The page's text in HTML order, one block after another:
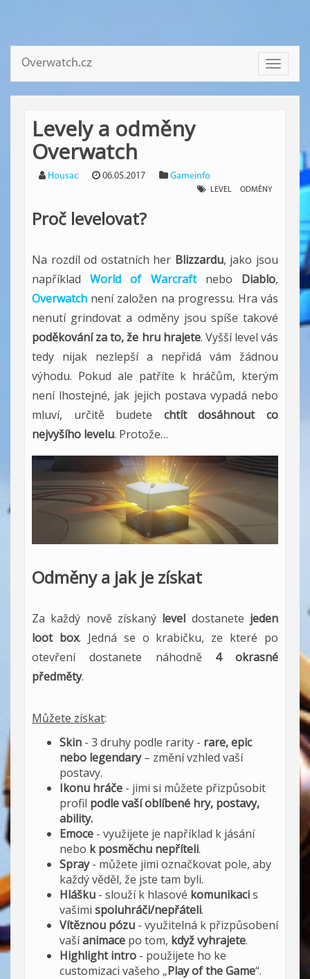
Toggle
Overwatch.cz
Levely a odměny
Overwatch
Housac 06.05.2017 Gameinfo
LEVEL ODMĚNY
Proč levelovat?
Na rozdíl od ostatních her Blizzardu, jako jsou
napříkladWorld of Warcraftnebo Diablo,
Overwatch není založen na progressu. Hra vás
nenutí grindovat a odměny jsou spíše takové
poděkování za to, že hru hrajete. Vyšší level vás
tedy nijak nezlepší a nepřidá vám žádnou
výhodu. Pokud ale patříte k hráčům, kterým
není lhostejné, jak jejich postava vypadá nebo
mluví, určitě budete chtít dosáhnout co
nejvyšího levelu. Protože…
Odměny a jak je získat
Za každý nově získaný level dostanete jeden
loot box. Jedná se o krabičku, ze které po
otevření dostanete náhodně 4 okrasné
předměty.
Můžete získat:
Skin - 3 druhy podle rarity - rare, epic
nebo legendary– změní vzhled vaší
postavy.
Ikonu hráče - jimi si můžete přizpůsobit
profil podle vaší oblíbené hry, postavy,
ability.
Emoce - využijete je například k jásání
nebo k posměchu nepříteli.
Spray- můžete jimi označkovat pole, aby
každý věděl, že jste tam byli.
Hlášku - slouží k hlasové komunikacis
vašimi spoluhráči/nepřáteli.
Vítěznou pózu - využitelná k přizpůsobení
vašíanimace po tom, když vyhrajete.
Highlight intro - použijete ho ke
customizaci vašeho „Play of the Game“.